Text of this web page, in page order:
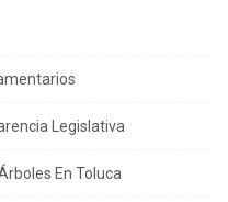
Legislativa
En Toluca